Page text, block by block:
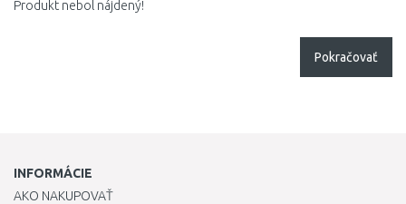
Produkt nebol nájdený!
Pokračovať
INFORMÁCIE
AKO NAKUPOVAŤ